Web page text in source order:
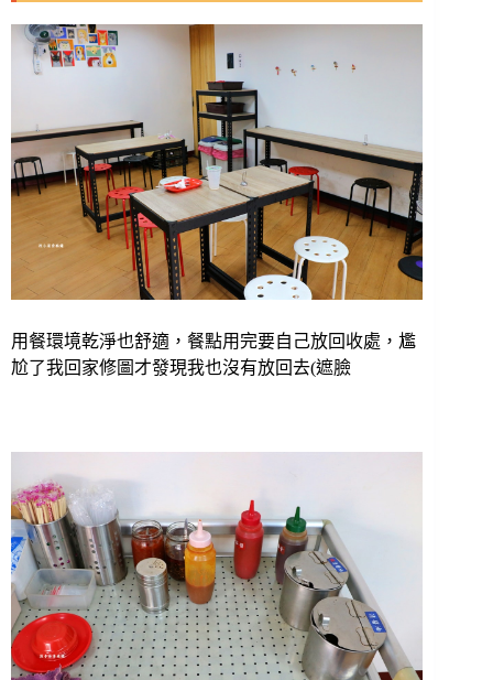
用餐環境乾淨也舒適，餐點用完要自己放回收處，尷
尬了我回家修圖才發現我也沒有放回去(遮臉